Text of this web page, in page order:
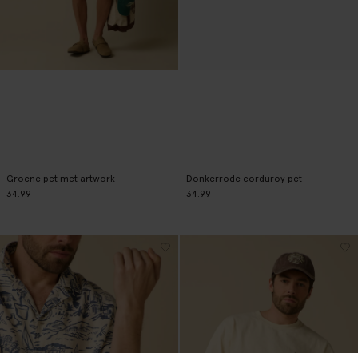
Groene pet met artwork
34.99
Donkerrode corduroy pet
34.99